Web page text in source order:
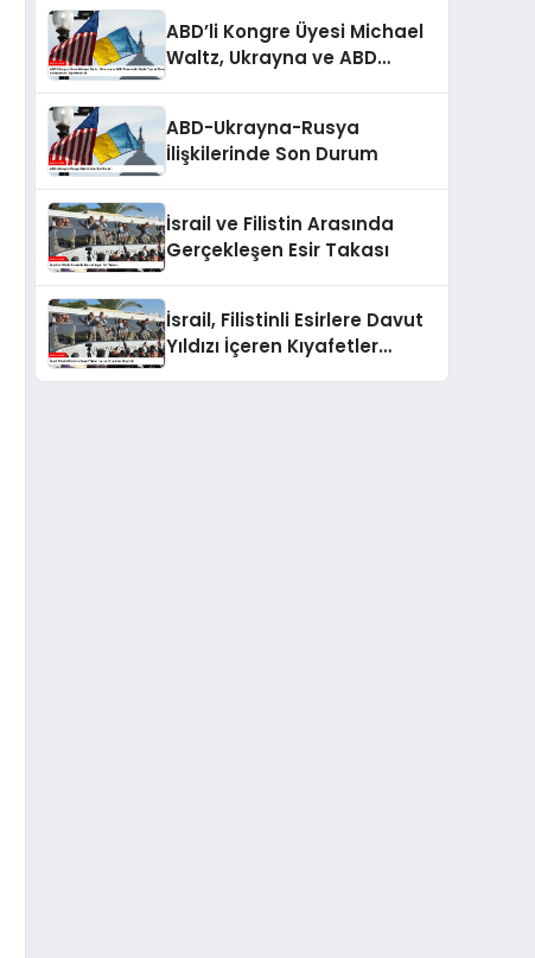
ABD’li Kongre Üyesi Michael
Waltz, Ukrayna ve ABD
Değerlendirdi
ABD-Ukrayna-Rusya
İlişkilerinde Son Durum
İsrail ve Filistin Arasında
Gerçekleşen Esir Takası
İsrail, Filistinli Esirlere Davut
Yıldızı İçeren Kıyafetler